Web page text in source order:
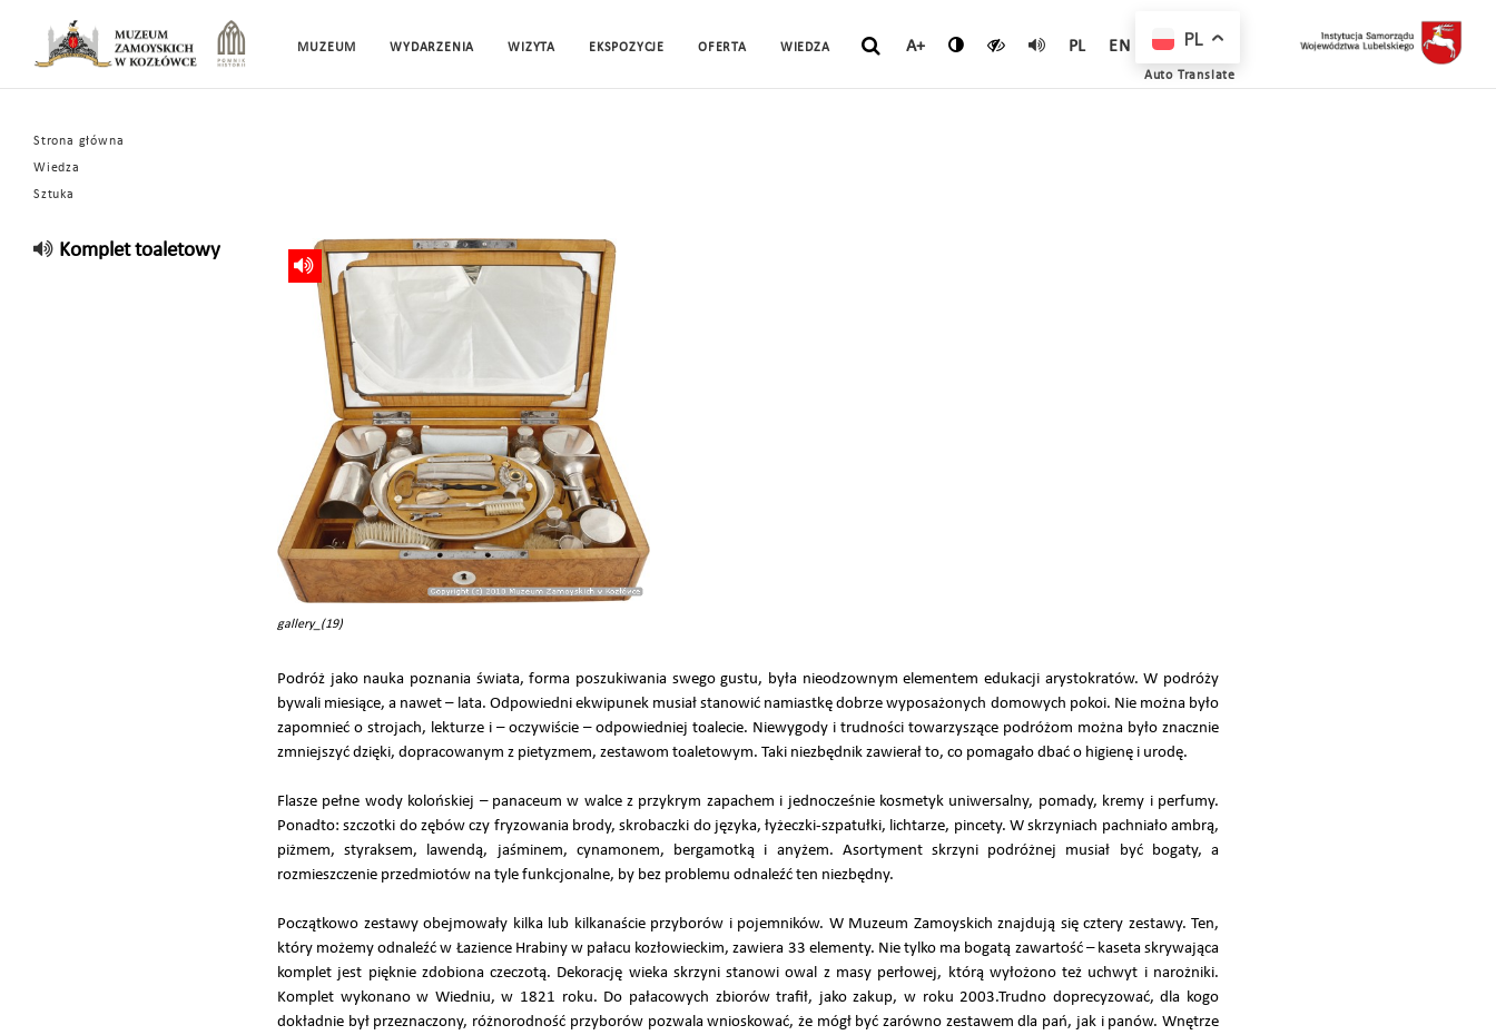
MUZEUM WYDARZENIA WIZYTA EKSPOZYCJE OFERTA WIEDZA A+ PL EN
Strona główna
Wiedza
Sztuka
Komplet toaletowy
gallery_(19)
Podróż jako nauka poznania świata, forma poszukiwania swego gustu, była nieodzownym elementem edukacji arystokratów. W podróży
bywali miesiące, a nawet – lata. Odpowiedni ekwipunek musiał stanowić namiastkę dobrze wyposażonych domowych pokoi. Nie można było
zapomnieć o strojach, lekturze i – oczywiście – odpowiedniej toalecie. Niewygody i trudności towarzyszące podróżom można było znacznie
zmniejszyć dzięki, dopracowanym z pietyzmem, zestawom toaletowym. Taki niezbędnik zawierał to, co pomagało dbać o higienę i urodę.
Flasze pełne wody kolońskiej – panaceum w walce z przykrym zapachem i jednocześnie kosmetyk uniwersalny, pomady, kremy i perfumy.
Ponadto: szczotki do zębów czy fryzowania brody, skrobaczki do języka, łyżeczki-szpatułki, lichtarze, pincety. W skrzyniach pachniało ambrą,
piżmem, styraksem, lawendą, jaśminem, cynamonem, bergamotką i anyżem. Asortyment skrzyni podróżnej musiał być bogaty, a
rozmieszczenie przedmiotów na tyle funkcjonalne, by bez problemu odnaleźć ten niezbędny.
Początkowo zestawy obejmowały kilka lub kilkanaście przyborów i pojemników. W Muzeum Zamoyskich znajdują się cztery zestawy. Ten,
który możemy odnaleźć w Łazience Hrabiny w pałacu kozłowieckim, zawiera 33 elementy. Nie tylko ma bogatą zawartość – kaseta skrywająca
komplet jest pięknie zdobiona czeczotą. Dekorację wieka skrzyni stanowi owal z masy perłowej, którą wyłożono też uchwyt i narożniki.
Komplet wykonano w Wiedniu, w 1821 roku. Do pałacowych zbiorów trafił, jako zakup, w roku 2003.Trudno doprecyzować, dla kogo
dokładnie był przeznaczony, różnorodność przyborów pozwala wnioskować, że mógł być zarówno zestawem dla pań, jak i panów. Wnętrze
PL
Auto Translate